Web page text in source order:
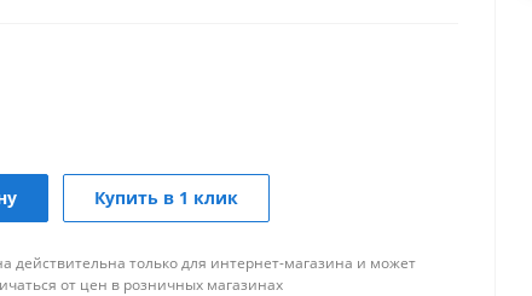
Купить в 1 клик
действительна только для интернет-магазина и может
от цен в розничных магазинах